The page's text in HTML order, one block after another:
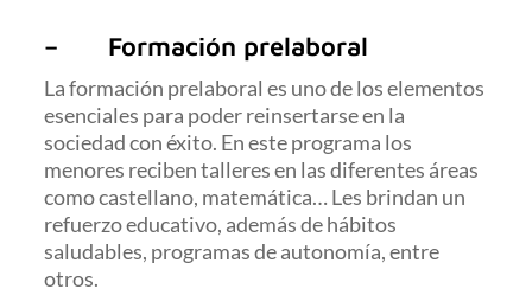
– Formación prelaboral
La formación prelaboral es uno de los elementos
esenciales para poder reinsertarse en la
sociedad con éxito. En este programa los
menores reciben talleres en las diferentes áreas
como castellano, matemática… Les brindan un
refuerzo educativo, además de hábitos
saludables, programas de autonomía, entre
otros.